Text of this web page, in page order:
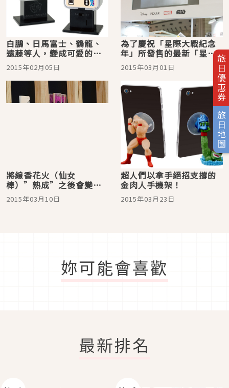
旅日優惠券
旅日地圖
白鵬、日馬富士、鶴龍、
遠藤等人，變成可愛的扭
蛋囉！
2015年02月05日
為了慶祝「星際大戰紀念
年」所發售的最新「星際
大戰」商品以及「冰雪奇
緣」商品的介紹
2015年03月01日
將線香花火（仙女
棒）”熟成”之後會變得
更好是真的嗎？
2015年03月10日
超人們以拿手絕招支撐的
金肉人手機架！
2015年03月23日
妳可能會喜歡
最新排名